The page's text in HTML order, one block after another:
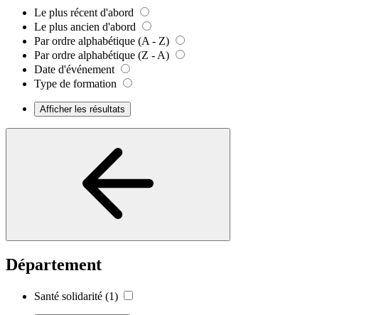
Le plus récent d'abord
Le plus ancien d'abord
Par ordre alphabétique (A - Z)
Par ordre alphabétique (Z - A)
Date d'événement
Type de formation
Afficher les résultats
Département
Santé solidarité (1)